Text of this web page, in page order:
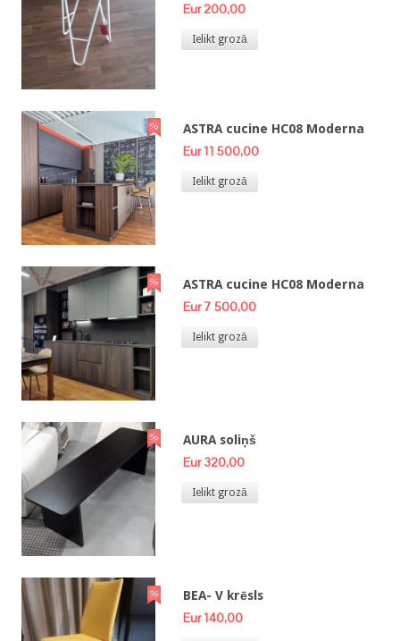
Eur 200,00
Ielikt grozā
ASTRA cucine HC08 Moderna
Eur 11 500,00
Ielikt grozā
ASTRA cucine HC08 Moderna
Eur 7 500,00
Ielikt grozā
AURA soliņš
Eur 320,00
Ielikt grozā
BEA- V krēsls
Eur 140,00